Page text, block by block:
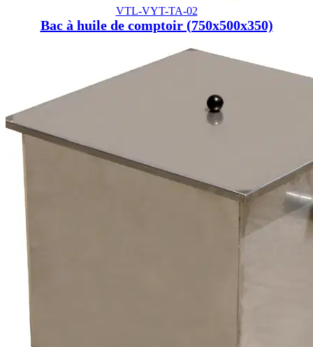
VTL-VYT-TA-02
Bac à huile de comptoir (750x500x350)